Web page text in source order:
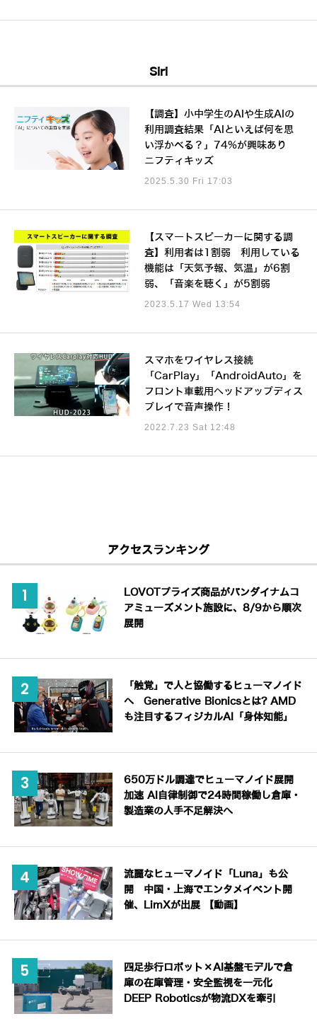
Siri
【調査】小中学生のAIや生成AIの
利用調査結果「AIといえば何を思
い浮かべる？」74%が興味あり
ニフティキッズ
2025.5.30 Fri 17:03
【スマートスピーカーに関する調
査】利用者は1割弱 利用している
機能は「天気予報、気温」が6割
弱、「音楽を聴く」が5割弱
2023.5.17 Wed 13:54
スマホをワイヤレス接続
「CarPlay」「AndroidAuto」を
フロント車載用ヘッドアップディス
プレイで音声操作！
2022.7.23 Sat 12:48
アクセスランキング
LOVOTプライズ商品がバンダイナムコ
アミューズメント施設に、8/9から順次
展開
「触覚」で人と協働するヒューマノイド
へ Generative Bionicsとは? AMD
も注目するフィジカルAI「身体知能」
650万ドル調達でヒューマノイド展開
加速 AI自律制御で24時間稼働し倉庫・
製造業の人手不足解決へ
流麗なヒューマノイド「Luna」も公
開 中国・上海でエンタメイベント開
催、LimXが出展 【動画】
四足歩行ロボット×AI基盤モデルで倉
庫の在庫管理・安全監視を一元化
DEEP Roboticsが物流DXを牽引